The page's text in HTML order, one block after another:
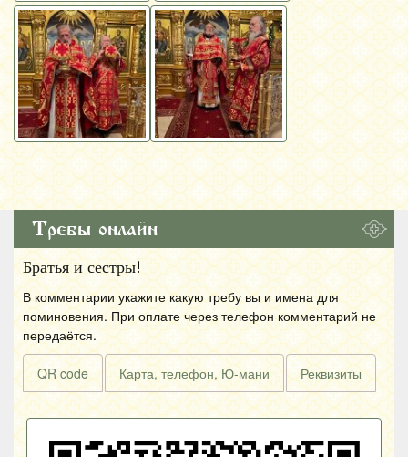
Требы онлайн
Братья и сестры!
В комментарии укажите какую требу вы и имена для
поминовения. При оплате через телефон комментарий не
передаётся.
QR code Карта, телефон, Ю-мани Реквизиты